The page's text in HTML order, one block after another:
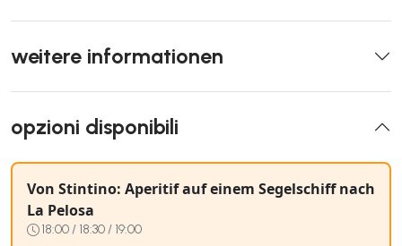
weitere informationen
opzioni disponibili
Von Stintino: Aperitif auf einem Segelschiff nach
La Pelosa
18:00 / 18:30 / 19:00